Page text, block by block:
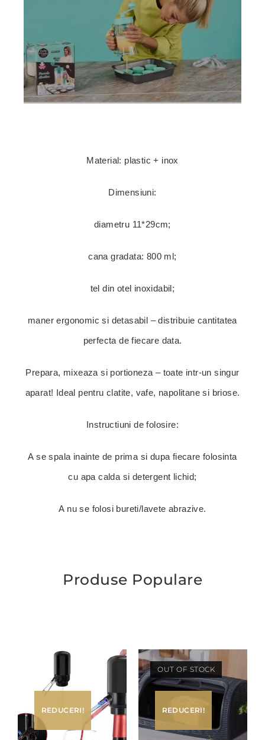
Material: plastic + inox
Dimensiuni:
diametru 11*29cm;
cana gradata: 800 ml;
tel din otel inoxidabil;
maner ergonomic si detasabil – distribuie cantitatea
perfecta de fiecare data.
Prepara, mixeaza si portioneza – toate intr-un singur
aparat! Ideal pentru clatite, vafe, napolitane si briose.
Instructiuni de folosire:
A se spala inainte de prima si dupa fiecare folosinta
cu apa calda si detergent lichid;
A nu se folosi bureti/lavete abrazive.
Produse Populare
REDUCERI!
OUT OF STOCK
REDUCERI!